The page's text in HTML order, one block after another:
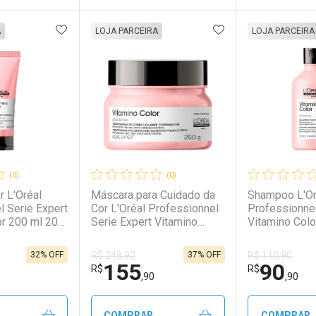
FECHAR
Desconto
FECHAR
Desconto
FECHAR
Laboratório
Ativar Desconto
Comprar sem Desconto
FECHAR
Por Menos
Comprar sem Desconto
Ativar
Comprar
Por
Comprar
(0)
L'Oréal
Serie Expert
200 ml 200
32% OFF
ADICIONAR AOS FAVORITOS
(0)
Máscara para Cuidado da
Cor L'Oréal Professionnel
Serie Expert Vitamino
LOJA PARCEIRA
R$ 248,90
R$155,90
37% OFF
ADICIONAR AOS
Shampoo
Vitamino
LOJA PARCEIRA
R$ 110,90
R$90,90